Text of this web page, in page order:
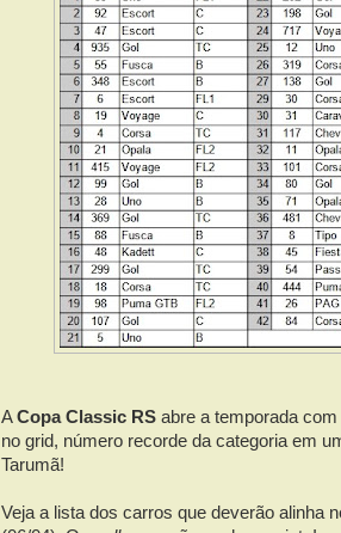
ACopa Classic RS abre a temporada
no grid, número recorde da categoria em
Tarumã!
Veja a lista dos carros que deverão alinha